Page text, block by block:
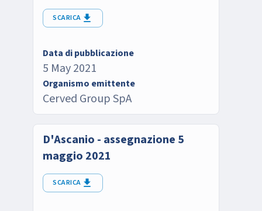
SCARICA
Data di pubblicazione
5 May 2021
Organismo emittente
Cerved Group SpA
D'Ascanio - assegnazione 5
maggio 2021
SCARICA